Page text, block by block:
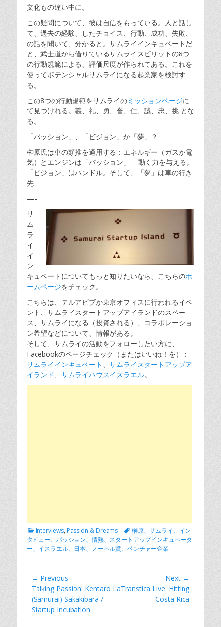
文化もの違い中に。
この疑問について、彼は自信をもっている。人と話し
て、過去の経験、したチョイス、行動、成功、失敗、
の話を聞いて、分かると。サムライインキュベートだ
と、武士道から借りているサムライスピリットの8つ
の行動規範による、評価尺度が作られてある。これを
使ってポテンシャルサムライになる起業家を検討す
る。
この8つの行動規範をサムライのミッションページに
て見つけれる。義、礼、勇、誉、仁、誠、忠、挑 とな
る。
「パッション」、「ビジョン」か「夢」？
榊原氏は車の類推を適用する：エネルギー（ガスか電
気）とエンジンは「パッション」 – 動く力を与える。
「ビジョン」はハンドル。そして、「夢」は車の行き
先
—–
サ
ム
ラ
イ
イ
ン
キュベートについてもっと知りたいなら、こちらのホ
ームページをチェック。
こちらは、テルアビブか東京オフィスに行われるイベ
ント、サムライスタートアップアイランドのスペー
ス、サムライになる（投資される）、コラボレーショ
ン希望などについて、情報がある。
そして、サムライの活動をフォローしたい方に、
Facebookのページチェック（またはいいね！を）：
サムライインキュベート 、 サムライスタートアップア
イランド、 サムライハウスイスラエル。
Categories
Interviews, Passion & Dreams Tags榊原、サムライ、イン
タビュー、パッション、情熱、スタートアップインキュベータ
ー、イスラエル、日本、ノーベル賞、ベンチャー企業
Post
navigation
← Previous
Previous
post:
Talking Passion: Kentaro
(Samurai) Sakakibara /
Startup Incubation
Next →
Next
LaTranstica Live: Hitting
Costa Rica